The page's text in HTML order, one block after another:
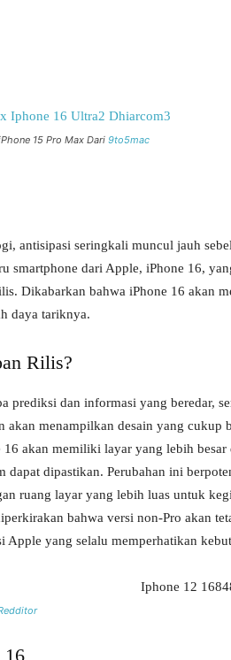
15 Pro Max Dari 9to5mac
antisipasi seringkali muncul jauh
smartphone dari Apple, iPhone 16,
Dikabarkan bahwa iPhone 16 akan
daya tariknya.
Rilis?
prediksi dan informasi yang beredar,
akan menampilkan desain yang cukup
16 akan memiliki layar yang lebih
dapat dipastikan. Perubahan ini
ruang layar yang lebih luas untuk
bahwa versi non-Pro akan
Apple yang selalu memperhatikan
16